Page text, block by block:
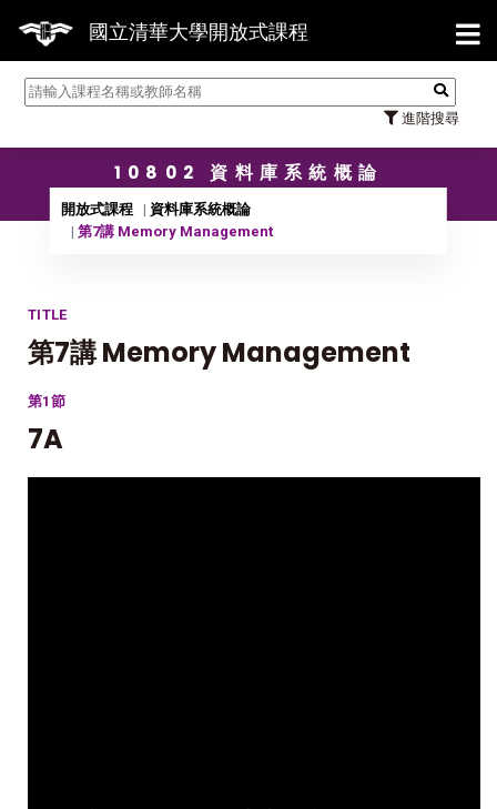
國立清華大學開放式課程
進階搜尋
【7/31】114學年度第2
10802 資料庫系統概論
開放式課程
資料庫系統概論
第7講 Memory Management
TITLE
第7講 Memory Management
第1節
7A